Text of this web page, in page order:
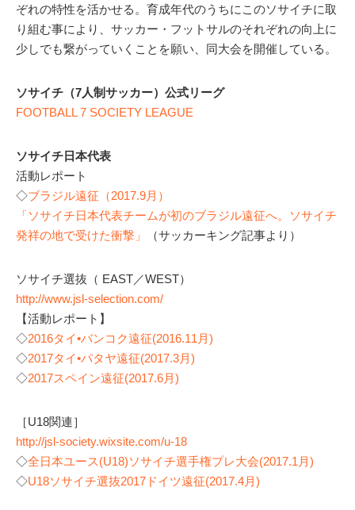
ぞれの特性を活かせる。育成年代のうちにこのソサイチに取
り組む事により、サッカー・フットサルのそれぞれの向上に
少しでも繋がっていくことを願い、同大会を開催している。
ソサイチ（7人制サッカー）公式リーグ
FOOTBALL 7 SOCIETY LEAGUE
ソサイチ日本代表
活動レポート
◇ブラジル遠征（2017.9月）
「ソサイチ日本代表チームが初のブラジル遠征へ。ソサイチ
発祥の地で受けた衝撃」
（サッカーキング記事より）
ソサイチ選抜（ EAST／WEST）
http://www.jsl-selection.com/
【活動レポート】
◇2016タイ•バンコク遠征(2016.11月)
◇2017タイ•パタヤ遠征(2017.3月)
◇2017スペイン遠征(2017.6月)
［U18関連］
http://jsl-society.wixsite.com/u-18
◇全日本ユース(U18)ソサイチ選手権プレ大会(2017.1月)
◇U18ソサイチ選抜2017ドイツ遠征(2017.4月)